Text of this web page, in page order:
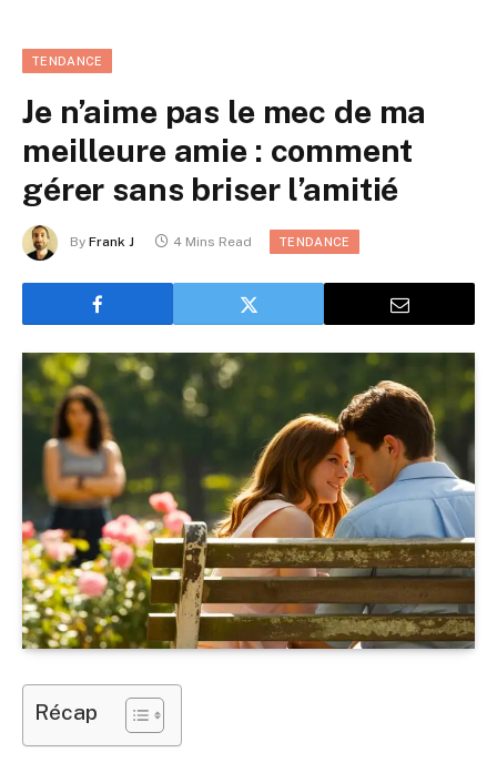
TENDANCE
Je n’aime pas le mec de ma
meilleure amie : comment
gérer sans briser l’amitié
By Frank J 4 Mins Read TENDANCE
Récap